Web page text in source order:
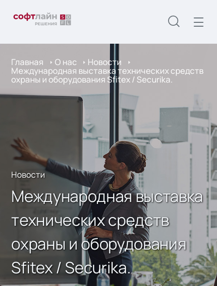
Главная О нас Новости
Международная выставка технических средств
охраны и оборудования Sfitex / Securika.
Новости
Международная выставка
технических средств
охраны и оборудования
Sfitex / Securika.